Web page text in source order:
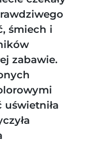
śmiech i
zabawie.
uświetniła